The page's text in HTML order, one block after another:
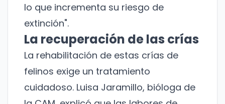
lo que incrementa su riesgo de
extinción".
La recuperación de las crías
La rehabilitación de estas crías de
felinos exige un tratamiento
cuidadoso. Luisa Jaramillo, bióloga de